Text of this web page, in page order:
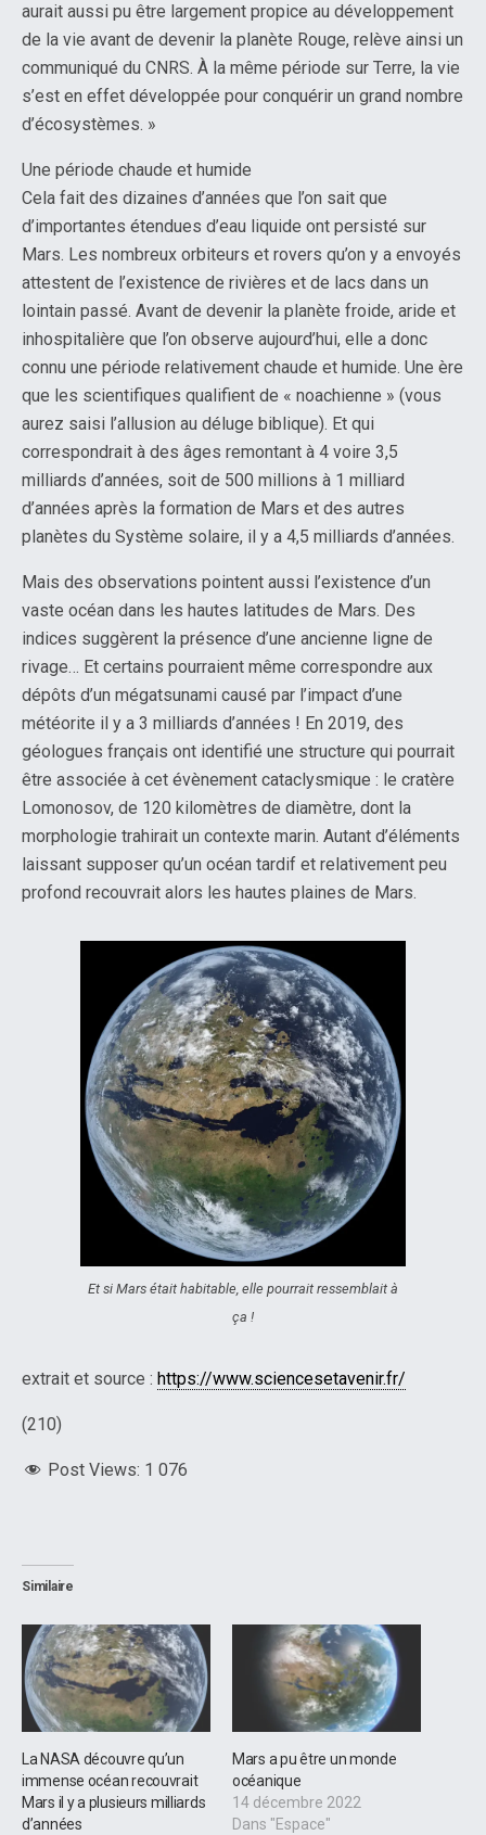
aurait aussi pu être largement propice au développement
de la vie avant de devenir la planète Rouge, relève ainsi un
communiqué du CNRS. À la même période sur Terre, la vie
s’est en effet développée pour conquérir un grand nombre
d’écosystèmes. »
Une période chaude et humide
Cela fait des dizaines d’années que l’on sait que
d’importantes étendues d’eau liquide ont persisté sur
Mars. Les nombreux orbiteurs et rovers qu’on y a envoyés
attestent de l’existence de rivières et de lacs dans un
lointain passé. Avant de devenir la planète froide, aride et
inhospitalière que l’on observe aujourd’hui, elle a donc
connu une période relativement chaude et humide. Une ère
que les scientifiques qualifient de « noachienne » (vous
aurez saisi l’allusion au déluge biblique). Et qui
correspondrait à des âges remontant à 4 voire 3,5
milliards d’années, soit de 500 millions à 1 milliard
d’années après la formation de Mars et des autres
planètes du Système solaire, il y a 4,5 milliards d’années.
Mais des observations pointent aussi l’existence d’un
vaste océan dans les hautes latitudes de Mars. Des
indices suggèrent la présence d’une ancienne ligne de
rivage… Et certains pourraient même correspondre aux
dépôts d’un mégatsunami causé par l’impact d’une
météorite il y a 3 milliards d’années ! En 2019, des
géologues français ont identifié une structure qui pourrait
être associée à cet évènement cataclysmique : le cratère
Lomonosov, de 120 kilomètres de diamètre, dont la
morphologie trahirait un contexte marin. Autant d’éléments
laissant supposer qu’un océan tardif et relativement peu
profond recouvrait alors les hautes plaines de Mars.
Et si Mars était habitable, elle pourrait ressemblait à
ça !
extrait et source : https://www.sciencesetavenir.fr/
(210)
Post Views: 1 076
Similaire
La NASA découvre qu’un
immense océan recouvrait
Mars il y a plusieurs milliards
d’années
Mars a pu être un monde
océanique
14 décembre 2022
Dans "Espace"